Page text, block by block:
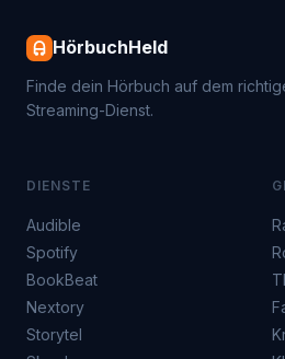
HörbuchHeld
Finde dein Hörbuch auf dem
Streaming-Dienst.
DIENSTE
Audible
Spotify
BookBeat
Nextory
Storytel